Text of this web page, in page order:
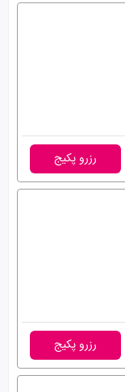
رزرو پکیج
رزرو پکیج